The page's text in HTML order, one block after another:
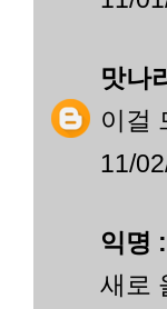
맛나
이걸
11/
익명 :
새로